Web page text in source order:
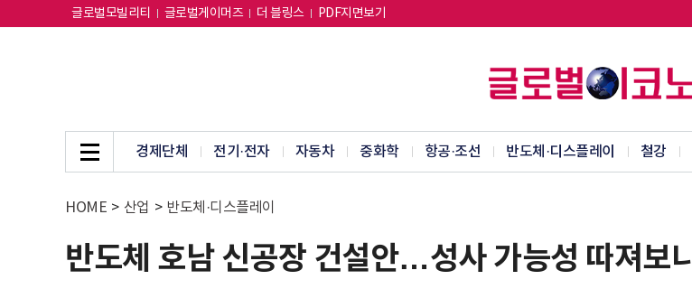
글로벌모빌리티 글로벌게이머즈 더 블링스 PDF지면보기
경제단체 전기·전자 자동차 중화학 항공·조선 반도체·디스플레이 철강
HOME > 산업 > 반도체·디스플레이
반도체 호남 신공장 건설안…성사 가능성 따져보니